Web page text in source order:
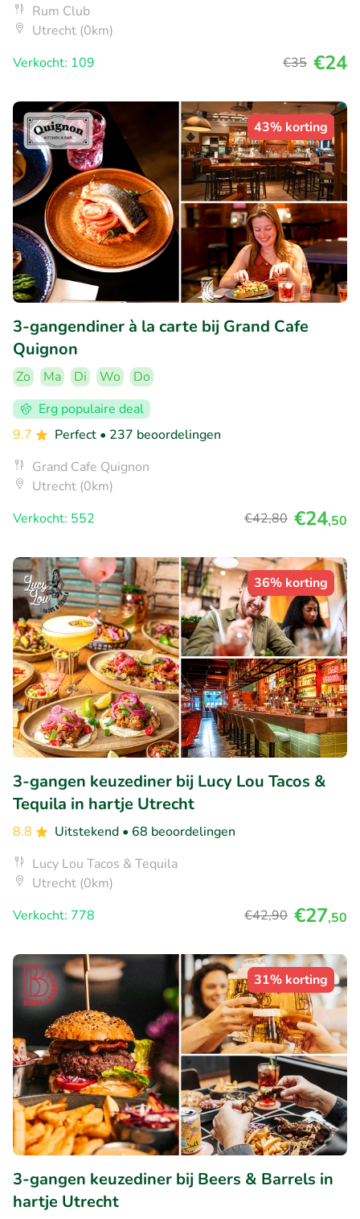
Rum Club
Utrecht (0km)
Verkocht: 109
€35 €24
43% korting
3-gangendiner à la carte bij Grand Cafe
Quignon
Zo Ma Di Wo
Do
Erg populaire deal
9.7
Perfect • 237 beoordelingen
Grand Cafe Quignon
Utrecht (0km)
Verkocht: 552
€42,80 €24,50
36% korting
3-gangen keuzediner bij Lucy Lou Tacos &
Tequila in hartje Utrecht
8.8 Uitstekend • 68 beoordelingen
Lucy Lou Tacos & Tequila
Utrecht (0km)
Verkocht: 778
€42,90 €27,50
31% korting
3-gangen keuzediner bij Beers & Barrels in
hartje Utrecht